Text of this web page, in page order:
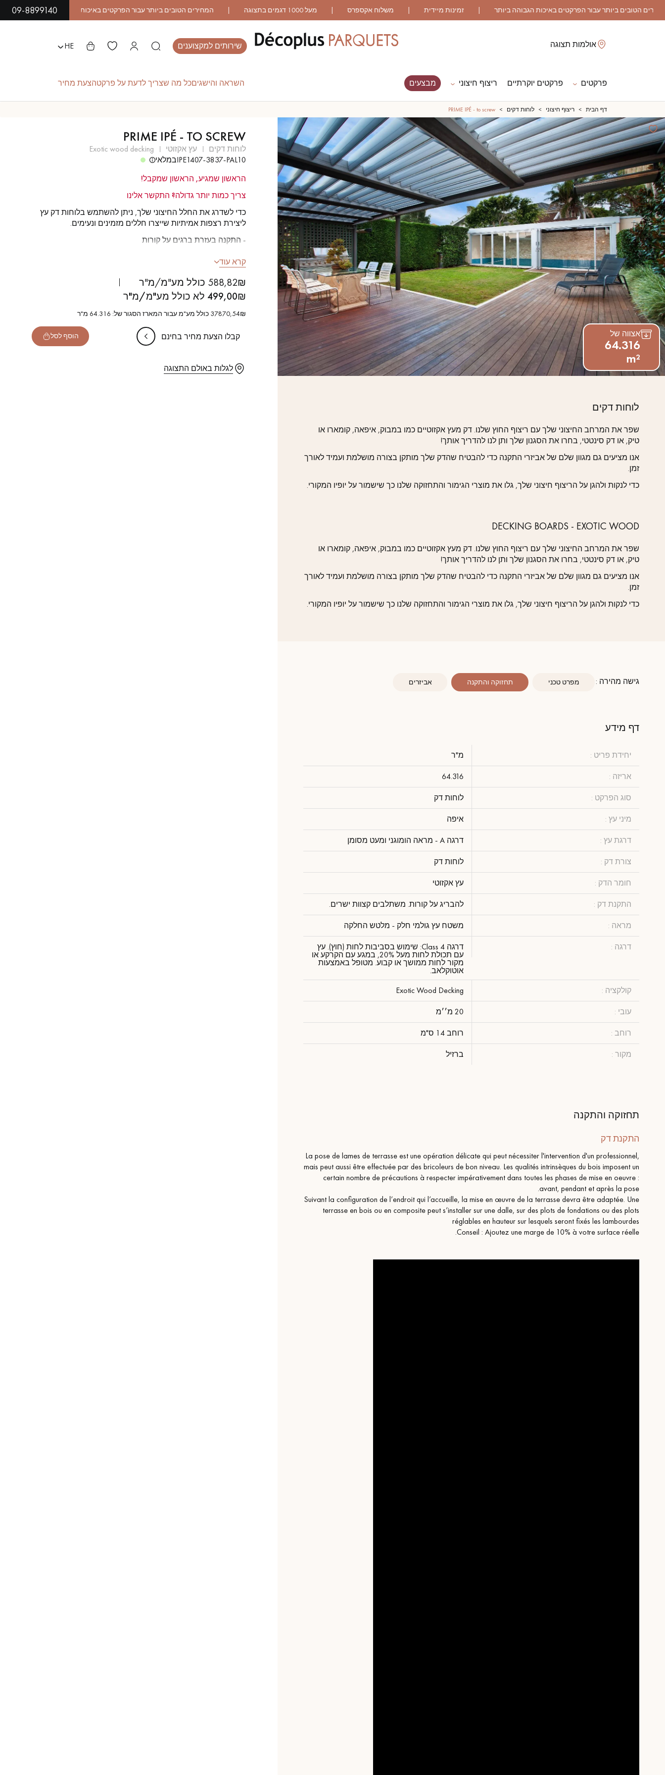
09-8899140
אולמות תצוגה שירותים למקצוענים HE
פרקטים פרקטים יוקרתיים ריצוף חיצוני מבצעים השראה והישגיםכל מה שצריך לדעת על פרקטהצעת מחיר
LES RECHERCHES LES PLUS COURANTES
פרקט גושני פרקט רב שכבתי
WOOD VENEER
FLOORING
פרקט עם דפוס פרקט עץ אקזוטי פרקט לכה
פרקט גימור שמן פרקט גולמי פרקט מיושן פרקט עץ אלון מעושן
אביזרי לפרקט
Our advisors are available at
09-8899140
?יש לכם פרויקט חדש
המומחים שלנו עומדים לרשותכם כדי להדריך אותכם שלב אחר שלב בבחירה ובהתקנה של הפרקט שלכם.
דקופלוס פרקטים.
קבעו פגישה מותאמת אישית.
דף הבית ריצוף חיצוני לוחות דקים PRIME IPÉ - to screw
אצווה של
64.316
m²
PRIME IPÉ - TO SCREW
לוחות דקים עץ אקזוטי
exotic wood decking
IPE1407-3837-PAL10במלאי
הראשון שמגיע, הראשון שמקבל!
צריך כמות יותר גדולה? התקשר אלינו
כדי לשדרג את החלל החיצוני שלך, ניתן להשתמש בלוחות דק עץ
ליצירת רצפות אמיתיות שייצרו חללים מזמינים ונעימים.
- התקנה בעזרת ברגים על קורות
- אורך לוחות: 2438/2743 מ"מ
קרא עוד
588,82₪ כולל מע"מ/מ"ר
499,00₪ לא כולל מע"מ/מ"ר
37870,54₪ כולל מע"מ עבור המארז הסגור של: 64.316 מ"ר
קבלו הצעת מחיר בחינם הוסף לסל
לגלות באולם התצוגה
לוחות דקים
שפר את המרחב החיצוני שלך עם ריצוף החוץ שלנו. דק מעץ אקזוטיים כמו במבוק, איפאה, קומארו או
טיק, או דק סינטטי, בחרו את הסגנון שלך ותן לנו להדריך אותך!
אנו מציעים גם מגוון שלם של אביזרי התקנה כדי להבטיח שהדק שלך מותקן בצורה מושלמת ועמיד לאורך
זמן.
כדי לנקות ולהגן על הריצוף חיצוני שלך, גלו את מוצרי הגימור והתחזוקה שלנו כך שישמור על יופיו המקורי.
DECKING BOARDS - EXOTIC WOOD
שפר את המרחב החיצוני שלך עם ריצוף החוץ שלנו. דק מעץ אקזוטיים כמו במבוק, איפאה, קומארו או
טיק, או דק סינטטי, בחרו את הסגנון שלך ותן לנו להדריך אותך!
אנו מציעים גם מגוון שלם של אביזרי התקנה כדי להבטיח שהדק שלך מותקן בצורה מושלמת ועמיד לאורך
זמן.
כדי לנקות ולהגן על הריצוף חיצוני שלך, גלו את מוצרי הגימור והתחזוקה שלנו כך שישמור על יופיו המקורי.
גישה מהירה : מפרט טכני תחזוקה והתקנה אביזרים
דף מידע
יחידת פריט : מ"ר
אריזה : 64.316
סוג הפרקט : לוחות דק
מיני עץ : איפה
דרגת עץ : דרגה A - מראה הומוגני ומעט מסומן
צורת דק : לוחות דק
חומר הדק : עץ אקזוטי
התקנת דק : להבריג על קורות. משתלבים קצוות ישרים.
מראה : משטח עץ גולמי חלק - מלטש החלקה
דרגה : דרגה Class 4: שימוש בסביבות לחות (חוץ). עץ
עם תכולת לחות מעל 20%, במגע עם הקרקע או
מקור לחות ממושך או קבוע. מטופל באמצעות
אוטוקלאב.
קולקציה :
Exotic Wood Decking
עובי : 20 מ׳׳מ
רוחב : רוחב 14 ס"מ
מקור : ברזיל
תחזוקה והתקנה
התקנת דק
La pose de lames de terrasse est une opération délicate qui peut nécessiter l'intervention d'un professionnel,
mais peut aussi être effectuée par des bricoleurs de bon niveau. Les qualités intrinsèques du bois imposent un
certain nombre de précautions à respecter impérativement dans toutes les phases de mise en oeuvre :
avant, pendant et après la pose.
Suivant la configuration de l’endroit qui l’accueille, la mise en œuvre de la terrasse devra être adaptée. Une
terrasse en bois ou en composite peut s’installer sur une dalle, sur des plots de fondations ou des plots
réglables en hauteur sur lesquels seront fixés les lambourdes
Conseil : Ajoutez une marge de 10% à votre surface réelle.